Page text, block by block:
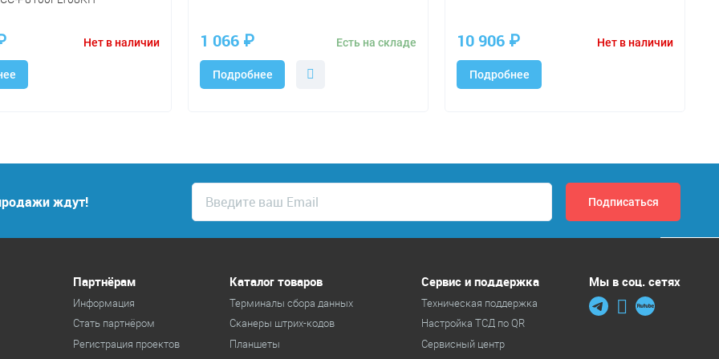
Нет в наличии 1 066 ₽ Есть на складе
Подробнее
10 906 ₽ Нет в наличии
Подробнее
ждут!
Партнёрам
Информация
Стать партнёром
Регистрация проектов
Каталог товаров
Терминалы сбора данных
Cканеры штрих-кодов
Планшеты
Сервис и поддержка
Техническая поддержка
Настройка ТСД по QR
Сервисный центр
Мы в соц. сетях